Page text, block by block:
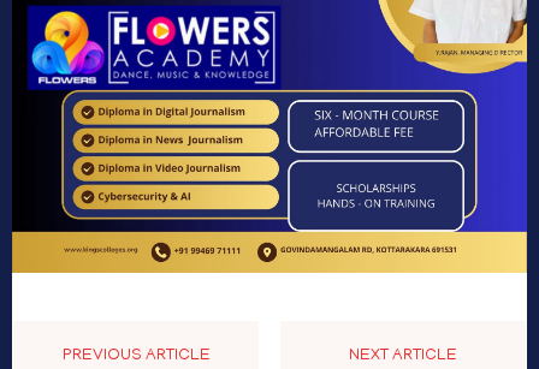
PREVIOUS ARTICLE NEXT ARTICLE